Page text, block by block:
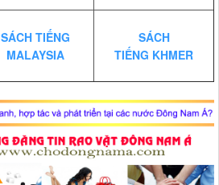
SÁCH TIẾNG
MALAYSIA
SÁCH
TIẾNG KHMER